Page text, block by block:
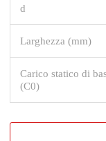
d
Larghezza (mm)
Carico statico di
(C0)